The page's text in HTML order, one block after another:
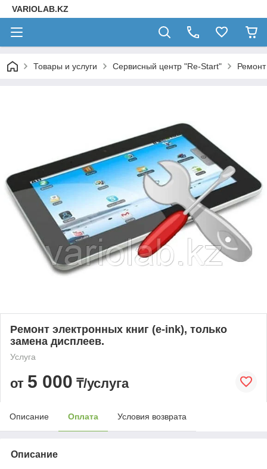
VARIOLAB.KZ
Товары и услуги Сервисный центр "Re-Start"
Ремонт электронных книг (e-ink), только
замена дисплеев.
Услуга
от 5 000 ₸/услуга
Описание Оплата Условия возврата
Описание